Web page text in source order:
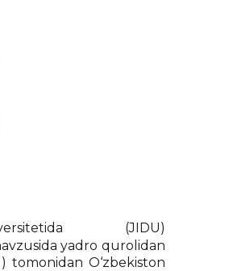
(JIDU)
yadro qurolidan
O‘zbekiston